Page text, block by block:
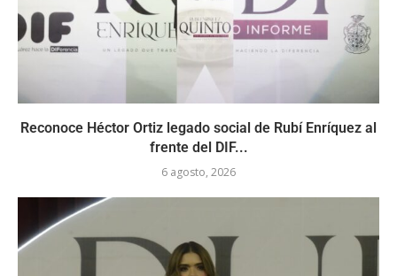
Reconoce Héctor Ortiz legado social de Rubí Enríquez al
frente del DIF...
6 agosto, 2026